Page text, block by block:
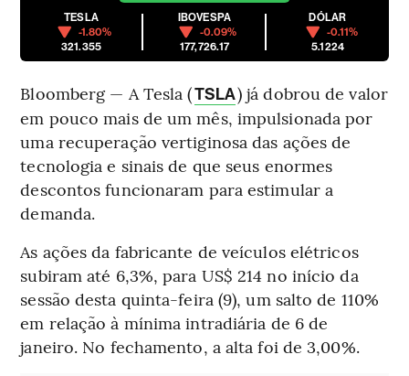
TESLA
-1.80%
321.355
IBOVESPA
-0.09%
177,726.17
DÓLAR
-0.11%
5.1224
Bloomberg — A Tesla (TSLA) já dobrou de valor
em pouco mais de um mês, impulsionada por
uma recuperação vertiginosa das ações de
tecnologia e sinais de que seus enormes
descontos funcionaram para estimular a
demanda.
As ações da fabricante de veículos elétricos
subiram até 6,3%, para US$ 214 no início da
sessão desta quinta-feira (9), um salto de 110%
em relação à mínima intradiária de 6 de
janeiro. No fechamento, a alta foi de 3,00%.